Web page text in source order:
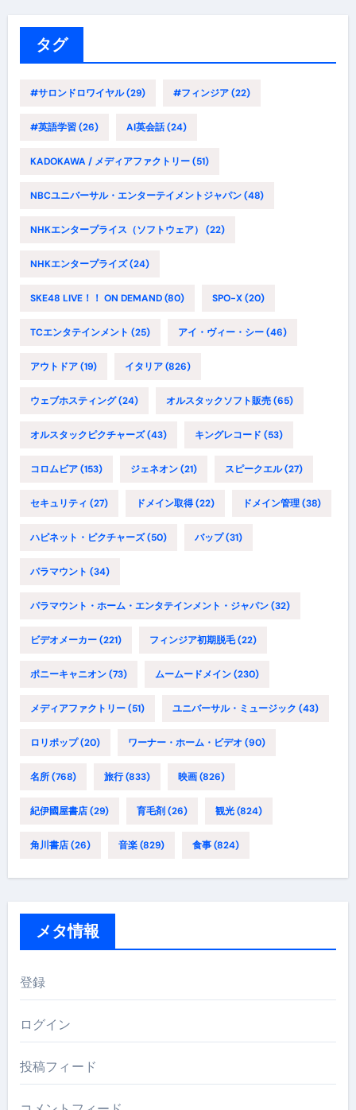
タグ
#サロンドロワイヤル(29) #フィンジア(22)
#英語学習(26) AI英会話(24)
KADOKAWA / メディアファクトリー(51)
NBCユニバーサル・エンターテイメントジャパン(48)
NHKエンタープライス（ソフトウェア） (22)
NHKエンタープライズ(24)
SKE48 LIVE！！ ON DEMAND(80) SPO-X(20)
TCエンタテインメント (25) アイ・ヴィー・シー(46)
アウトドア(19) イタリア(826)
ウェブホスティング(24) オルスタックソフト販売(65)
オルスタックピクチャーズ(43) キングレコード (53)
コロムビア(153) ジェネオン(21) スピークエル(27)
セキュリティ (27) ドメイン取得(22) ドメイン管理(38)
ハピネット・ピクチャーズ(50) バップ(31)
パラマウント (34)
パラマウント・ホーム・エンタテインメント・ジャパン(32)
ビデオメーカー(221) フィンジア初期脱毛(22)
ポニーキャニオン(73) ムームードメイン(230)
メディアファクトリー(51) ユニバーサル・ミュージック (43)
ロリポップ(20) ワーナー・ホーム・ビデオ (90)
名所(768) 旅行(833) 映画(826)
紀伊國屋書店(29) 育毛剤 (26) 観光(824)
角川書店(26) 音楽(829) 食事(824)
メタ情報
登録
ログイン
投稿フィード